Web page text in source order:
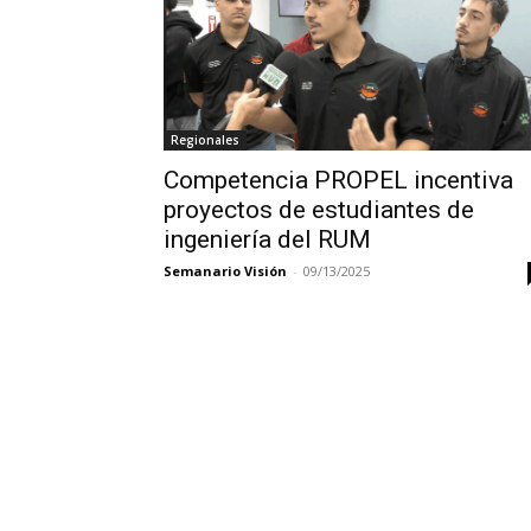
Regionales
Competencia PROPEL incentiva
proyectos de estudiantes de
ingeniería del RUM
Semanario Visión - 09/13/2025